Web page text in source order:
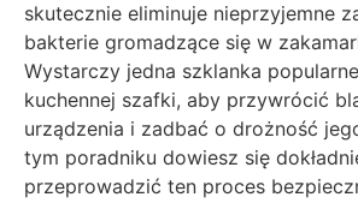
skutecznie eliminuje nieprzyjemne
bakterie gromadzące się w
Wystarczy jedna szklanka
kuchennej szafki, aby przywrócić
urządzenia i zadbać o drożność
tym poradniku dowiesz się
przeprowadzić ten proces